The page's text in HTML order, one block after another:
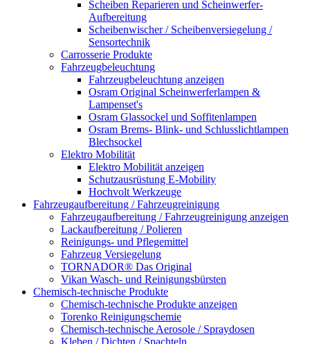
Scheiben Reparieren und Scheinwerfer-
Aufbereitung
Scheibenwischer / Scheibenversiegelung /
Sensortechnik
Carrosserie Produkte
Fahrzeugbeleuchtung
Fahrzeugbeleuchtung anzeigen
Osram Original Scheinwerferlampen &
Lampenset's
Osram Glassockel und Soffitenlampen
Osram Brems- Blink- und Schlusslichtlampen
Blechsockel
Elektro Mobilität
Elektro Mobilität anzeigen
Schutzausrüstung E-Mobility
Hochvolt Werkzeuge
Fahrzeugaufbereitung / Fahrzeugreinigung
Fahrzeugaufbereitung / Fahrzeugreinigung anzeigen
Lackaufbereitung / Polieren
Reinigungs- und Pflegemittel
Fahrzeug Versiegelung
TORNADOR® Das Original
Vikan Wasch- und Reinigungsbürsten
Chemisch-technische Produkte
Chemisch-technische Produkte anzeigen
Torenko Reinigungschemie
Chemisch-technische Aerosole / Spraydosen
Kleben / Dichten / Spachteln